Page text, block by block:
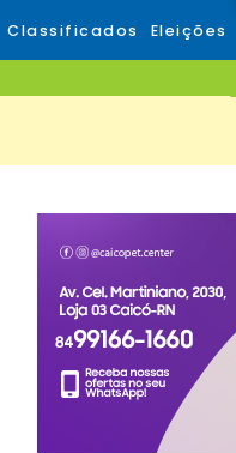
Classificados Eleições